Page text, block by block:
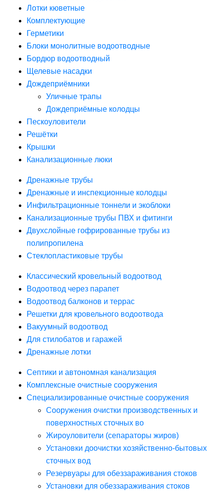
Лотки кюветные
Комплектующие
Герметики
Блоки монолитные водоотводные
Бордюр водоотводный
Щелевые насадки
Дождеприёмники
Уличные трапы
Дождеприёмные колодцы
Пескоуловители
Решётки
Крышки
Канализационные люки
Дренажные трубы
Дренажные и инспекционные колодцы
Инфильтрационные тоннели и экоблоки
Канализационные трубы ПВХ и фитинги
Двухслойные гофрированные трубы из
полипропилена
Стеклопластиковые трубы
Классический кровельный водоотвод
Водоотвод через парапет
Водоотвод балконов и террас
Решетки для кровельного водоотвода
Вакуумный водоотвод
Для стилобатов и гаражей
Дренажные лотки
Септики и автономная канализация
Комплексные очистные сооружения
Специализированные очистные сооружения
Сооружения очистки производственных и
поверхностных сточных во
Жироуловители (сепараторы жиров)
Установки доочистки хозяйственно-бытовых
сточных вод
Резервуары для обеззараживания стоков
Установки для обеззараживания стоков